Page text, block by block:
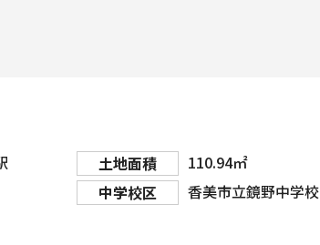
土地面積
110.94㎡
中学校区 香美市立鏡野中学校